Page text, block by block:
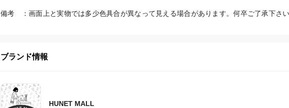
備考　：画面上と実物では多少色具合が異なって見える場合があります。何卒ご了承下さい
ブランド情報
HUNET MALL